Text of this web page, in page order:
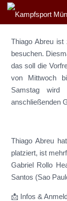
Thiago Abreu
besuchen.
das soll die
von Mittwoch
Samstag
anschließenden
Thiago Abreu
platziert, ist
Gabriel Rollo
Santos (Sao
📩 Infos &